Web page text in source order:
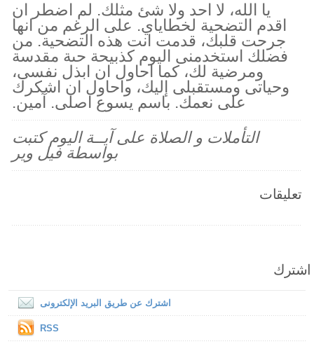
يا الله، لا احد ولا شئ مثلك. لم اضطر ان
اقدم التضحية لخطاياي. على الرغم من انها
جرحت قلبك، قدمت انت هذه التضحية. من
فضلك استخدمنى اليوم كذبيحة حىة مقدسة
ومرضية لك، كما احاول ان ابذل نفسى،
وحياتى ومستقبلى إليك، واحاول ان اشكرك
على نعمك. باسم يسوع اصلى. آمين.
التأملات و الصلاة على آيــة اليوم كتبت
بواسطة فيل وير
تعليقات
اشترك
اشترك عن طريق البريد الإلكترونى
RSS